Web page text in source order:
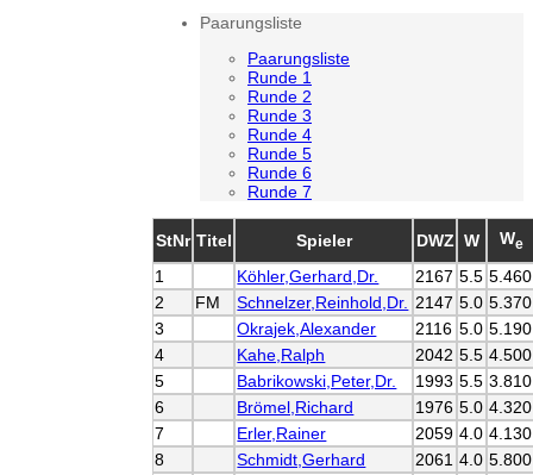
Paarungsliste
Paarungsliste
Runde 1
Runde 2
Runde 3
Runde 4
Runde 5
Runde 6
Runde 7
StNr Titel Spieler DWZ W We
1 Köhler,Gerhard,Dr. 2167 5.5 5.460
2
FM Schnelzer,Reinhold,Dr. 2147 5.0 5.370
3
Okrajek,Alexander 2116 5.0 5.190
4
Kahe,Ralph 2042 5.5 4.500
5
Babrikowski,Peter,Dr. 1993 5.5 3.810
6
Brömel,Richard 1976 5.0 4.320
7
Erler,Rainer 2059 4.0 4.130
8
Schmidt,Gerhard 2061 4.0 5.800